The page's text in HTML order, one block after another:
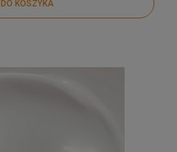
DO KOSZYKA